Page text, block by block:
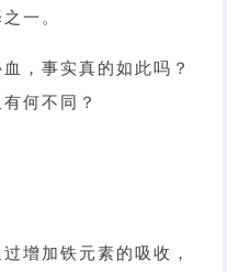
一。
，事实真的如此吗？
何不同？
增加铁元素的吸收，